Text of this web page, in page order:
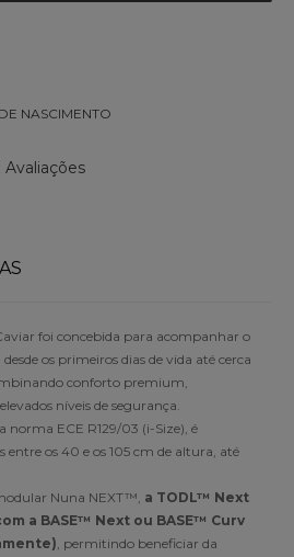
NASCIMENTO
Avaliações
foi concebida para acompanhar o
os primeiros dias de vida até cerca
conforto premium,
níveis de segurança.
norma ECE R129/03 (i-Size), é
entre os 40 e os 105 cm de altura, até
Nuna NEXT™, a TODL™ Next
a BASE™ Next ou BASE™ Curv
, permitindo beneficiar da